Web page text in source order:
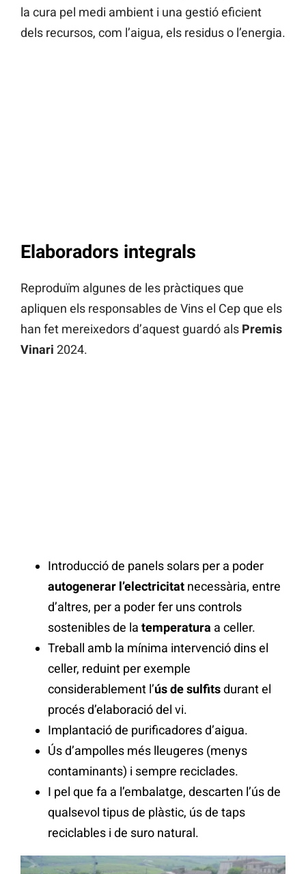
la cura pel medi ambient i una gestió eficient
dels recursos, com l’aigua, els residus o l’energia.
Elaboradors integrals
Reproduïm algunes de les pràctiques que
apliquen els responsables de Vins el Cep que els
han fet mereixedors d’aquest guardó als Premis
Vinari 2024.
Introducció de panels solars per a poder
autogenerar l’electricitat necessària, entre
d’altres, per a poder fer uns controls
sostenibles de la temperatura a celler.
Treball amb la mínima intervenció dins el
celler, reduint per exemple
considerablement l’ús de sulfitsdurant el
procés d’elaboració del vi.
Implantació de purificadores d’aigua.
Ús d’ampolles més lleugeres (menys
contaminants) i sempre reciclades.
I pel que fa a l’embalatge, descarten l’ús de
qualsevol tipus de plàstic, ús de taps
reciclables i de suro natural.